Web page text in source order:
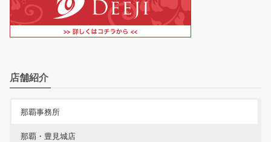
店舗紹介
那覇事務所
那覇・豊見城店